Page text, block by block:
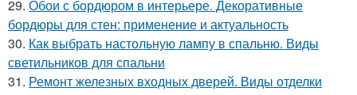
29. Обои с бордюром в интерьере. Декоративные
бордюры для стен: применение и актуальность
30. Как выбрать настольную лампу в спальню. Виды
светильников для спальни
31. Ремонт железных входных дверей. Виды отделки